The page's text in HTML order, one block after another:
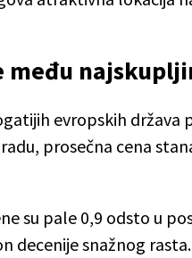
evropskih država
prosečna cena
su pale 0,9 odsto u
decenije snažnog